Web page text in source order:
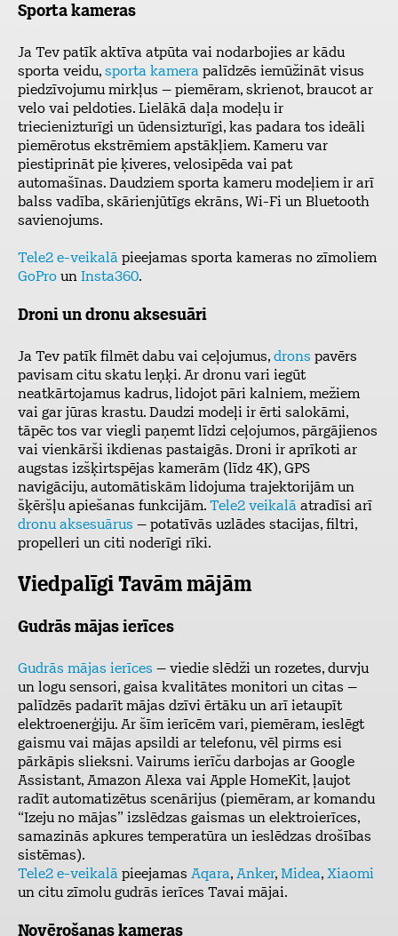
Sporta kameras
Ja Tev patīk aktīva atpūta vai nodarbojies ar kādu
sporta veidu, sporta kamera palīdzēs iemūžināt visus
piedzīvojumu mirkļus – piemēram, skrienot, braucot ar
velo vai peldoties. Lielākā daļa modeļu ir
triecienizturīgi un ūdensizturīgi, kas padara tos ideāli
piemērotus ekstrēmiem apstākļiem. Kameru var
piestiprināt pie ķiveres, velosipēda vai pat
automašīnas. Daudziem sporta kameru modeļiem ir arī
balss vadība, skārienjūtīgs ekrāns, Wi-Fi un Bluetooth
savienojums.
Tele2 e-veikalā pieejamas sporta kameras no zīmoliem
GoPro un Insta360.
Droni un dronu aksesuāri
Ja Tev patīk filmēt dabu vai ceļojumus, drons pavērs
pavisam citu skatu leņķi. Ar dronu vari iegūt
neatkārtojamus kadrus, lidojot pāri kalniem, mežiem
vai gar jūras krastu. Daudzi modeļi ir ērti salokāmi,
tāpēc tos var viegli paņemt līdzi ceļojumos, pārgājienos
vai vienkārši ikdienas pastaigās. Droni ir aprīkoti ar
augstas izšķirtspējas kamerām (līdz 4K), GPS
navigāciju, automātiskām lidojuma trajektorijām un
šķēršļu apiešanas funkcijām. Tele2 veikalā atradīsi arī
dronu aksesuārus – potatīvās uzlādes stacijas, filtri,
propelleri un citi noderīgi rīki.
Viedpalīgi Tavām mājām
Gudrās mājas ierīces
Gudrās mājas ierīces – viedie slēdži un rozetes, durvju
un logu sensori, gaisa kvalitātes monitori un citas –
palīdzēs padarīt mājas dzīvi ērtāku un arī ietaupīt
elektroenerģiju. Ar šīm ierīcēm vari, piemēram, ieslēgt
gaismu vai mājas apsildi ar telefonu, vēl pirms esi
pārkāpis slieksni. Vairums ierīču darbojas ar Google
Assistant, Amazon Alexa vai Apple HomeKit, ļaujot
radīt automatizētus scenārijus (piemēram, ar komandu
“Izeju no mājas” izslēdzas gaismas un elektroierīces,
samazinās apkures temperatūra un ieslēdzas drošības
sistēmas).
Tele2 e-veikalā pieejamas Aqara, Anker, Midea, Xiaomi
un citu zīmolu gudrās ierīces Tavai mājai.
Novērošanas kameras